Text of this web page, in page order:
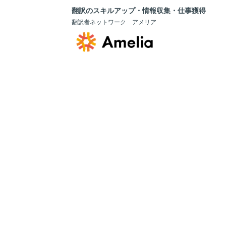
翻訳のスキルアップ・情報収集・仕事獲得
翻訳者ネットワーク アメリア